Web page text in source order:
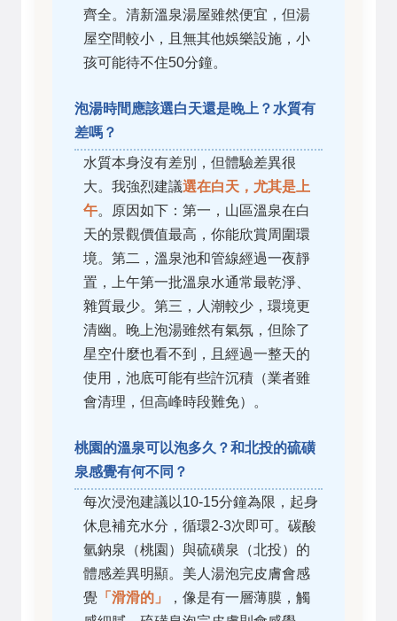
齊全。清新溫泉湯屋雖然便宜，但湯
屋空間較小，且無其他娛樂設施，小
孩可能待不住50分鐘。
泡湯時間應該選白天還是晚上？水質有
差嗎？
水質本身沒有差別，但體驗差異很
大。我強烈建議選在白天，尤其是上
午。原因如下：第一，山區溫泉在白
天的景觀價值最高，你能欣賞周圍環
境。第二，溫泉池和管線經過一夜靜
置，上午第一批溫泉水通常最乾淨、
雜質最少。第三，人潮較少，環境更
清幽。晚上泡湯雖然有氣氛，但除了
星空什麼也看不到，且經過一整天的
使用，池底可能有些許沉積（業者雖
會清理，但高峰時段難免）。
桃園的溫泉可以泡多久？和北投的硫磺
泉感覺有何不同？
每次浸泡建議以10-15分鐘為限，起身
休息補充水分，循環2-3次即可。碳酸
氫鈉泉（桃園）與硫磺泉（北投）的
體感差異明顯。美人湯泡完皮膚會感
覺 「滑滑的」
，像是有一層薄膜，觸